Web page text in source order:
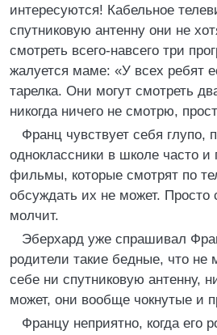
интересуются! Кабельное
спутниковую антенну они не
смотреть всего-навсего три
жалуется маме: «У всех ребят
тарелка. Они могут смотреть
никогда ничего не смотрю,
Франц чувствует себя глупо,
одноклассники в школе часто
фильмы, которые смотрят по
обсуждать их не может. Просто
молчит.
Эберхард уже спрашивал
родители такие бедные, что не
себе ни спутниковую антенну,
может, они вообще чокнутые и
Францу неприятно, когда его